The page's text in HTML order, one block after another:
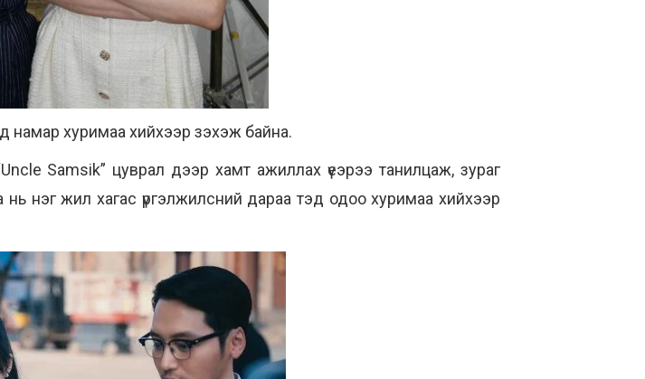
намар хуримаа хийхээр зэхэж байна.
Samsik” цуврал дээр хамт ажиллах үеэрээ танилцаж, зураг
нэг жил хагас үргэлжилсний дараа тэд одоо хуримаа хийхээр